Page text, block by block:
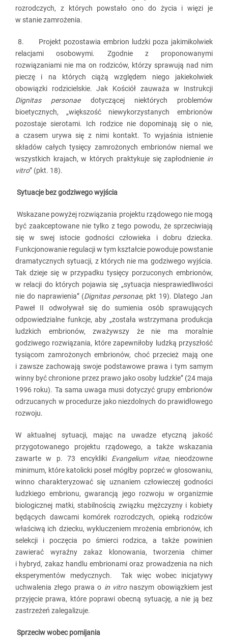
rozrodczych, z których powstało ono do życia i więzi je
w stanie zamrożenia.
8. Projekt pozostawia embrion ludzki poza jakimikolwiek
relacjami osobowymi. Zgodnie z proponowanymi
rozwiązaniami nie ma on rodziców, którzy sprawują nad nim
pieczę i na których ciążą względem niego jakiekolwiek
obowiązki rodzicielskie. Jak Kościół zauważa w Instrukcji
Dignitas personaedotyczącej niektórych problemów
bioetycznych, „większość niewykorzystanych embrionów
pozostaje sierotami. Ich rodzice nie dopominają się o nie,
a czasem urywa się z nimi kontakt. To wyjaśnia istnienie
składów całych tysięcy zamrożonych embrionów niemal we
wszystkich krajach, w których praktykuje się zapłodnienie in
vitro” (pkt. 18).
Sytuacje bez godziwego wyjścia
Wskazane powyżej rozwiązania projektu rządowego nie mogą
być zaakceptowane nie tylko z tego powodu, że sprzeciwiają
się w swej istocie godności człowieka i dobru dziecka.
Funkcjonowanie regulacji w tym kształcie powoduje powstanie
dramatycznych sytuacji, z których nie ma godziwego wyjścia.
Tak dzieje się w przypadku tysięcy porzuconych embrionów,
w relacji do których pojawia się „sytuacja niesprawiedliwości
nie do naprawienia” (Dignitas personae, pkt 19). Dlatego Jan
Paweł II odwoływał się do sumienia osób sprawujących
odpowiedzialne funkcje, aby „została wstrzymana produkcja
ludzkich embrionów, zważywszy że nie ma moralnie
godziwego rozwiązania, które zapewniłoby ludzką przyszłość
tysiącom zamrożonych embrionów, choć przecież mają one
i zawsze zachowają swoje podstawowe prawa i tym samym
winny być chronione przez prawo jako osoby ludzkie” (24 maja
1996 roku). Ta sama uwaga musi dotyczyć grupy embrionów
odrzucanych w procedurze jako niezdolnych do prawidłowego
rozwoju.
W aktualnej sytuacji, mając na uwadze etyczną jakość
przygotowanego projektu rządowego, a także wskazania
zawarte w p. 73 encykliki Evangelium vitae, nieodzowne
minimum, które katolicki poseł mógłby poprzeć w głosowaniu,
winno charakteryzować się uznaniem człowieczej godności
ludzkiego embrionu, gwarancją jego rozwoju w organizmie
biologicznej matki, stabilnością związku mężczyzny i kobiety
będących dawcami komórek rozrodczych, opieką rodziców
właściwą ich dziecku, wykluczeniem mrożenia embrionów, ich
selekcji i poczęcia po śmierci rodzica, a także powinien
zawierać wyraźny zakaz klonowania, tworzenia chimer
i hybryd, zakaz handlu embrionami oraz prowadzenia na nich
eksperymentów medycznych. Tak więc wobec inicjatywy
uchwalenia złego prawa o in vitronaszym obowiązkiem jest
przyjęcie prawa, które poprawi obecną sytuację, a nie ją bez
zastrzeżeń zalegalizuje.
Sprzeciw wobec pomijania